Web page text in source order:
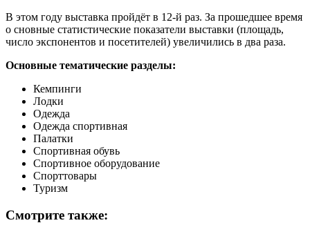
В этом году выставка пройдёт в 12-й раз. За прошедшее время
о сновные статистические показатели выставки (площадь,
число экспонентов и посетителей) увеличились в два раза.
Основные тематические разделы:
Кемпинги
Лодки
Одежда
Одежда спортивная
Палатки
Спортивная обувь
Спортивное оборудование
Спорттовары
Туризм
Смотрите также: